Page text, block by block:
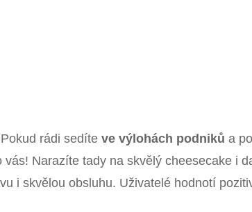
rádi sedíteve výlohách podniků a
Narazíte tady na skvělý cheesecake i
i skvělou obsluhu. Uživatelé hodnotí